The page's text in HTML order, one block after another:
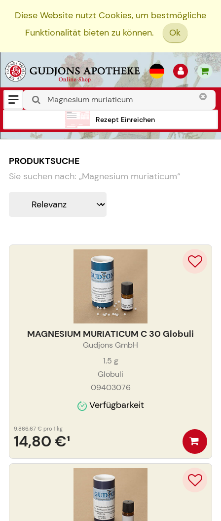
Diese Website nutzt Cookies, um bestmögliche
Funktionalität bieten zu können.
Ok
Rezept Einreichen
PRODUKTSUCHE
Sie suchen nach: „Magnesium muriaticum“
MAGNESIUM MURIATICUM C 30 Globuli
Gudjons GmbH
1.5 g
Globuli
09403076
Verfügbarkeit
14,80 €¹
9.866,67 € pro 1 kg